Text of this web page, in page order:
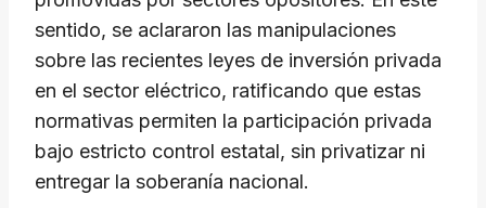
sentido, se aclararon las manipulaciones
sobre las recientes leyes de inversión privada
en el sector eléctrico, ratificando que estas
normativas permiten la participación privada
bajo estricto control estatal, sin privatizar ni
entregar la soberanía nacional.